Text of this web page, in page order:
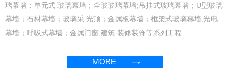
璃幕墙；单元式 玻璃幕墙；全玻玻璃幕墙;吊挂式玻璃幕墙；U型玻璃
幕墙；石材幕墙；玻璃采 光顶；金属板幕墙；框架式玻璃幕墙,光电
幕墙；呼吸式幕墙；金属门窗,建筑 装修装饰等系列工程...
MORE